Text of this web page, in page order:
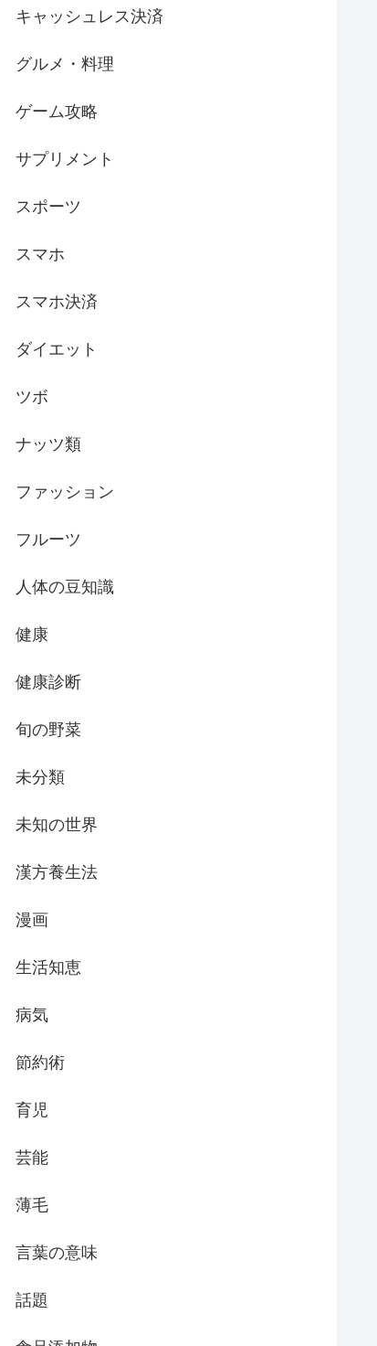
キャッシュレス決済
グルメ・料理
ゲーム攻略
サプリメント
スポーツ
スマホ
スマホ決済
ダイエット
ツボ
ナッツ類
ファッション
フルーツ
人体の豆知識
健康
健康診断
旬の野菜
未分類
未知の世界
漢方養生法
漫画
生活知恵
病気
節約術
育児
芸能
薄毛
言葉の意味
話題